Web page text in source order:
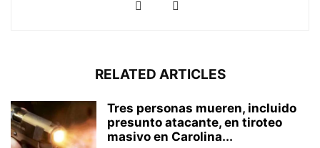
RELATED ARTICLES
Tres personas mueren, incluido
presunto atacante, en tiroteo
masivo en Carolina...